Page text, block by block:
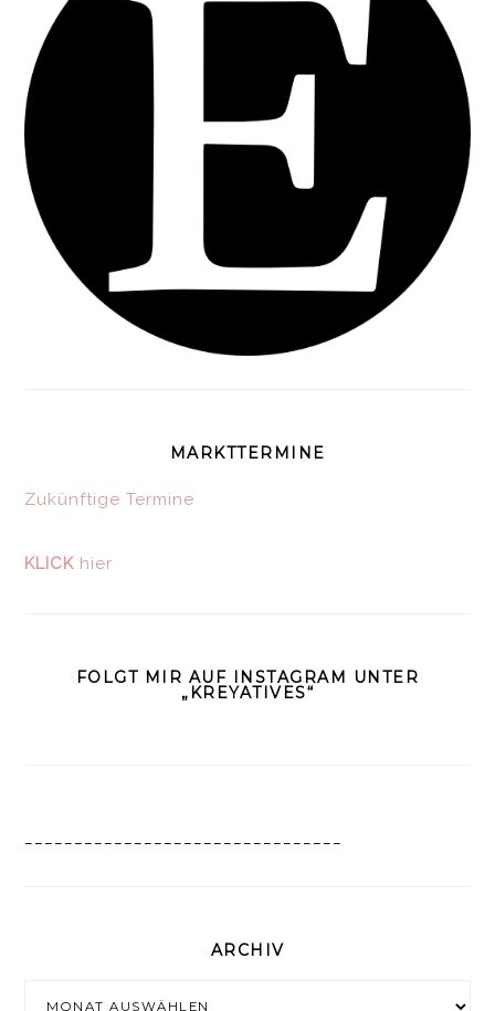
MARKTTERMINE
Zukünftige Termine
KLICK hier
FOLGT MIR AUF INSTAGRAM UNTER
„KREYATIVES“
ARCHIV